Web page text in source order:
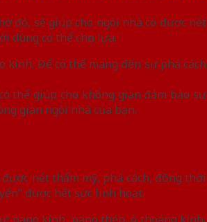
đó, sẽ giúp cho ngôi nhà có được nét
dùng có thể chọn lựa.
Để có thể mang đến sự phá cách
thể giúp cho không gian đảm bảo sự
gian ngôi nhà của bạn.
nét thẩm mỹ, phá cách, đồng thời
được hết sức linh hoạt.